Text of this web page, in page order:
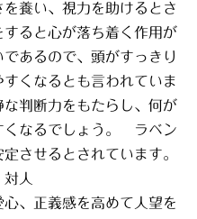
養い、視力を助けるとさ
ると心が落ち着く作用が
あるので、頭がすっきり
くなるとも言われていま
判断力をもたらし、何が
くなるでしょう。 ラベン
させるとされています。
人
、正義感を高めて人望を